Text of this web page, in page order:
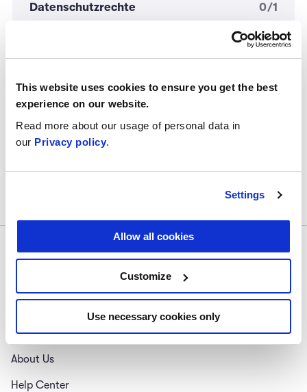
This website uses cookies to ensure you get the best
experience on our website.
Read more about our usage of personal data in
our Privacy policy.
Settings
Allow all cookies
Customize
Use necessary cookies only
Datenschutzrechte 0/1
Tipps zum Erstellen sicherer
Passwörter
Folgen Sie uns #digitalskillup
About Us
Help Center